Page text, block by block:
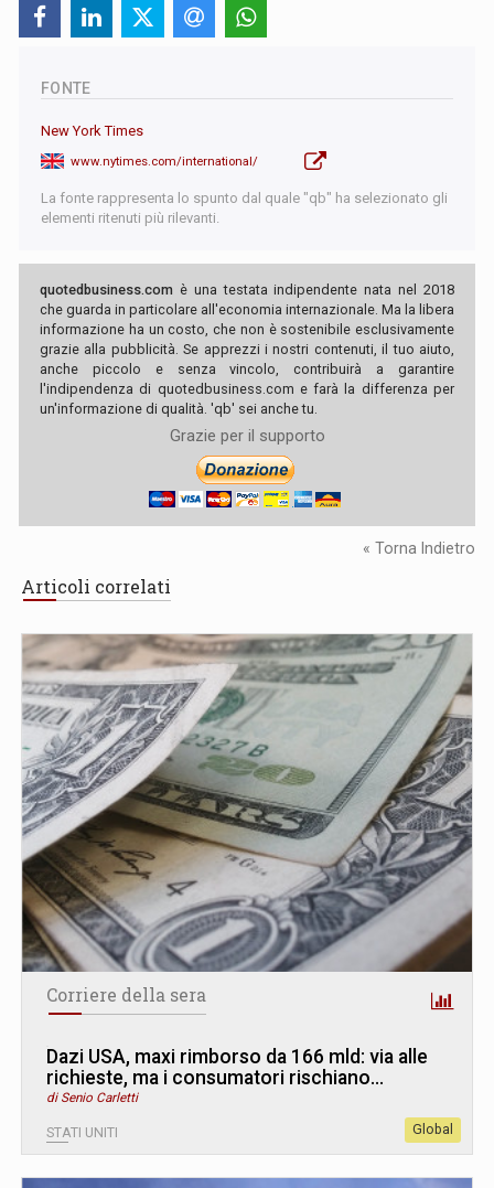
FONTE
New York Times
www.nytimes.com/international/
La fonte rappresenta lo spunto dal quale "qb" ha selezionato gli
elementi ritenuti più rilevanti.
quotedbusiness.com è una testata indipendente nata nel 2018
che guarda in particolare all'economia internazionale. Ma la libera
informazione ha un costo, che non è sostenibile esclusivamente
grazie alla pubblicità. Se apprezzi i nostri contenuti, il tuo aiuto,
anche piccolo e senza vincolo, contribuirà a garantire
l'indipendenza di quotedbusiness.com e farà la differenza per
un'informazione di qualità. 'qb' sei anche tu.
Grazie per il supporto
« Torna Indietro
Articoli correlati
Corriere della sera
Dazi USA, maxi rimborso da 166 mld: via alle
richieste, ma i consumatori rischiano...
di Senio Carletti
STATI UNITI Global